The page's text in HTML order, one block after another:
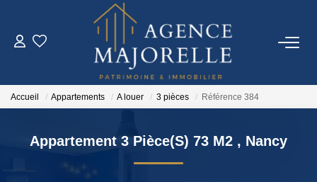
ACHETER
Accueil Appartements A louer 3 pièces Référence 384
Appartement 3 Pièce(s) 73 M2 , Nancy